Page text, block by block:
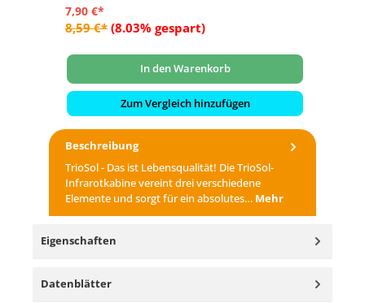
7,90 €*
8,59 €* (8.03% gespart)
In den Warenkorb
Zum Vergleich hinzufügen
Beschreibung
TrioSol - Das ist Lebensqualität! Die TrioSol-
Infrarotkabine vereint drei verschiedene
Elemente und sorgt für ein absolutes… Mehr
Eigenschaften
Datenblätter